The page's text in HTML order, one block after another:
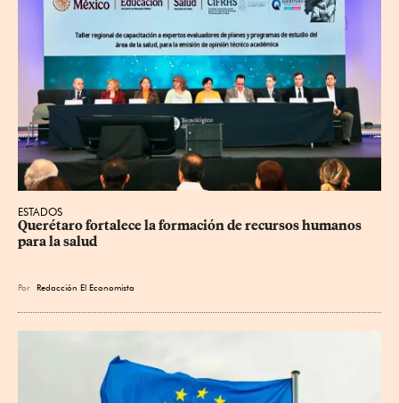
ESTADOS
Querétaro fortalece la formación de recursos humanos
para la salud
Por Redacción El Economista